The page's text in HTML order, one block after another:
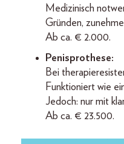
Medizinisch
Gründen,
Ab ca. € 2.000.
Penisprothese:
Bei
Funktioniert wie
Jedoch: nur mit
Ab ca. € 23.500.